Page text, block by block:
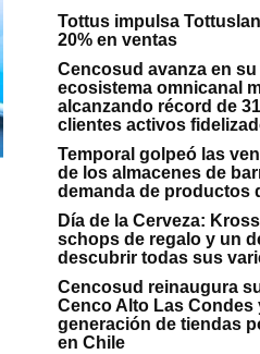
Tottus impulsa
20% en ventas
Cencosud avanza en
ecosistema omnicanal
alcanzando récord de
clientes activos
Temporal golpeó las
de los almacenes de
demanda de productos
Día de la Cerveza:
schops de regalo y un
descubrir todas sus
Cencosud reinaugura
Cenco Alto Las Condes
generación de tiendas
en Chile